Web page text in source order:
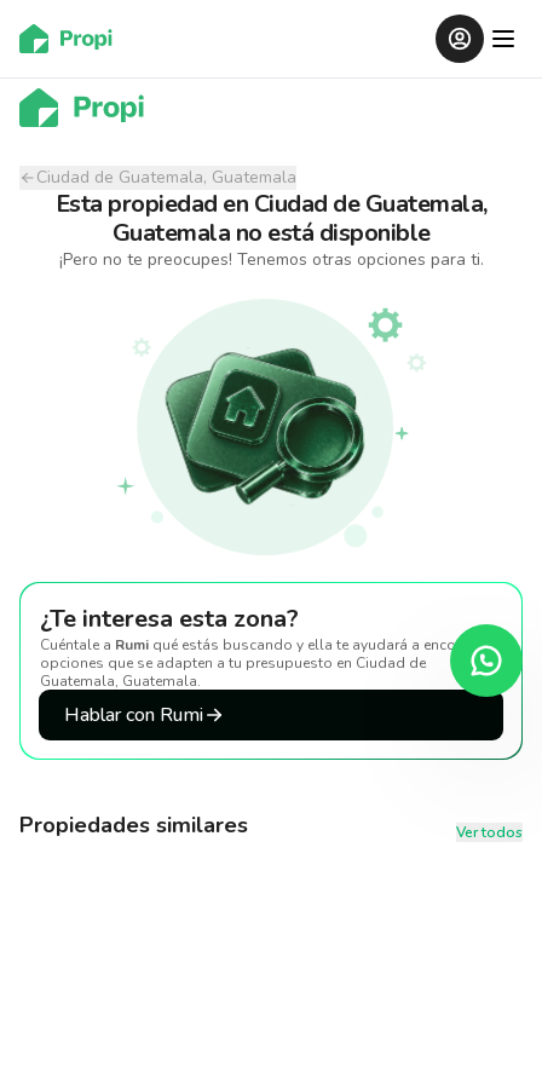
Ciudad de Guatemala, Guatemala
Esta propiedad en Ciudad de Guatemala,
Guatemala no está disponible
¡Pero no te preocupes! Tenemos otras opciones para ti.
¿Te interesa esta zona?
Cuéntale a Rumi qué estás buscando y ella te ayudará a encontrar
opciones que se adapten a tu presupuesto en Ciudad de
Guatemala, Guatemala.
Hablar con Rumi
Propiedades similares Ver todos